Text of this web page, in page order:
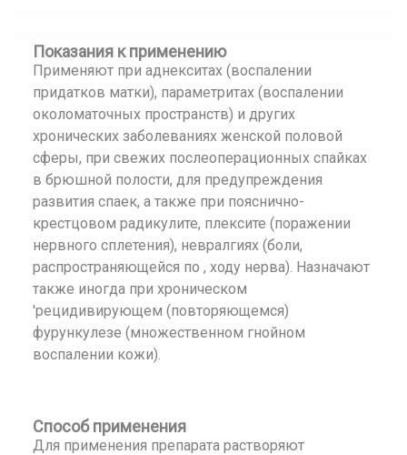
Показания к применению
Применяют при аднекситах (воспалении
придатков матки), параметритах (воспалении
околоматочных пространств) и других
хронических заболеваниях женской половой
сферы, при свежих послеоперационных спайках
в брюшной полости, для предупреждения
развития спаек, а также при пояснично-
крестцовом радикулите, плексите (поражении
нервного сплетения), невралгиях (боли,
распространяющейся по , ходу нерва). Назначают
также иногда при хроническом
'рецидивирующем (повторяющемся)
фурункулезе (множественном гнойном
воспалении кожи).
Способ применения
Для применения препарата растворяют